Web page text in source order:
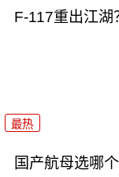
F-117重出江湖
最热
国产航母选哪